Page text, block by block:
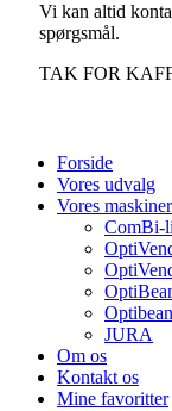
Vi kan altid
spørgsmål.
TAK FOR
Forside
Vores udvalg
Vores maskiner
ComBi-
JURA
Om os
Kontakt os
Mine favoritter